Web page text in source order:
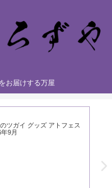
お届けする万屋
のツガイ
ツガイ グッズ アトフェス
9月